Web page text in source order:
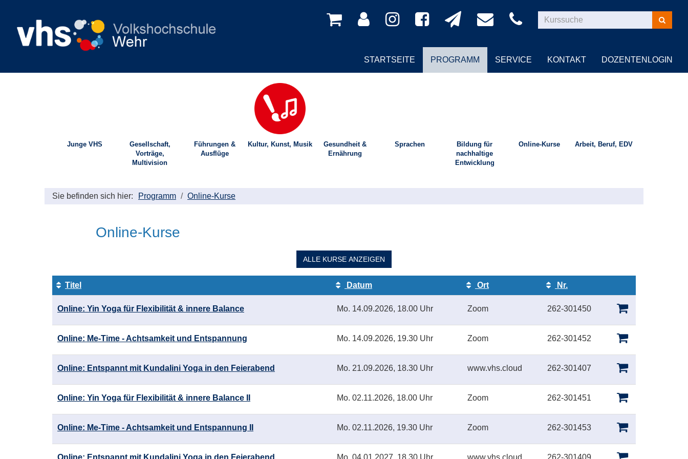
Kurse
suchen
STARTSEITE PROGRAMM SERVICE KONTAKT DOZENTENLOGIN
Junge VHS
Gesellschaft,
Vorträge,
Multivision
Führungen &
Ausflüge
Kultur, Kunst, Musik
Gesundheit &
Ernährung
Sprachen
Bildung für
nachhaltige
Entwicklung
Online-Kurse Arbeit, Beruf, EDV
Sie befinden sich hier: Programm Online-Kurse
Online-Kurse
ALLE KURSE ANZEIGEN
Tabellenüberschriften
sortiert
werden.
Titel Datum Ort
Nr.
Kursstatus
Online: Yin Yoga für Flexibilität & innere Balance
Mo. 14.09.2026, 18.00 Uhr Zoom 262-301450
Online: Me-Time - Achtsamkeit und Entspannung Mo. 14.09.2026, 19.30 Uhr Zoom 262-301452
Online: Entspannt mit Kundalini Yoga in den Feierabend Mo. 21.09.2026, 18.30 Uhr www.vhs.cloud 262-301407
Online: Yin Yoga für Flexibilität & innere Balance II Mo. 02.11.2026, 18.00 Uhr Zoom 262-301451
Online: Me-Time - Achtsamkeit und Entspannung II Mo. 02.11.2026, 19.30 Uhr Zoom 262-301453
Online: Entspannt mit Kundalini Yoga in den Feierabend Mo. 04.01.2027, 18.30 Uhr www.vhs.cloud 262-301409